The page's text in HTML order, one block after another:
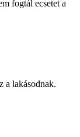
fogtál ecsetet a
a lakásodnak.